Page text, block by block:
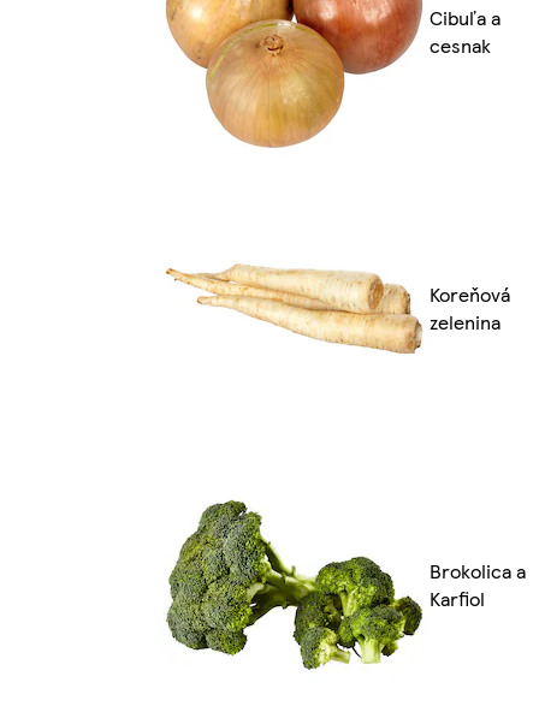
Cibuľa a
cesnak
Koreňová
zelenina
Brokolica a
Karfiol